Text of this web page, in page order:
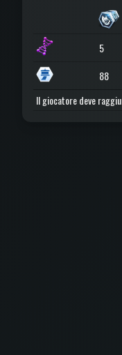
5
88
Il giocatore deve